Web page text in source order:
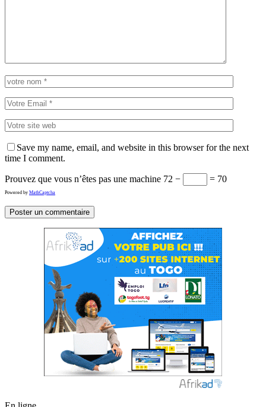
Save my name, email, and website in this browser for the next
time I comment.
Prouvez que vous n’êtes pas une machine 72 − = 70
Powered by MathCaptcha